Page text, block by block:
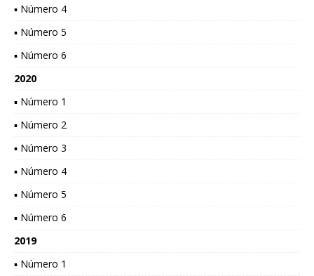
▪ Número 4
▪ Número 5
▪ Número 6
2020
▪ Número 1
▪ Número 2
▪ Número 3
▪ Número 4
▪ Número 5
▪ Número 6
2019
▪ Número 1